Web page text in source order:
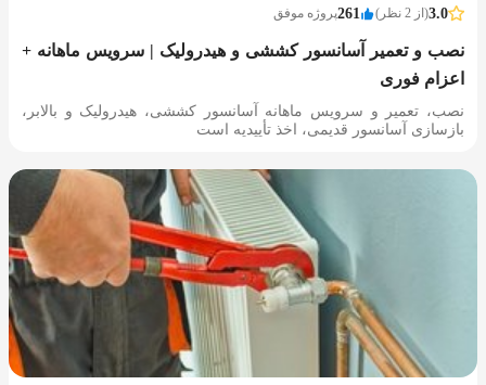
3.0(از 2 نظر) 261پروژه موفق
نصب و تعمیر آسانسور کششی و هیدرولیک | سرویس ماهانه +
اعزام فوری
نصب، تعمیر و سرویس ماهانه آسانسور کششی، هیدرولیک و بالابر،
بازسازی آسانسور قدیمی، اخذ تأییدیه است